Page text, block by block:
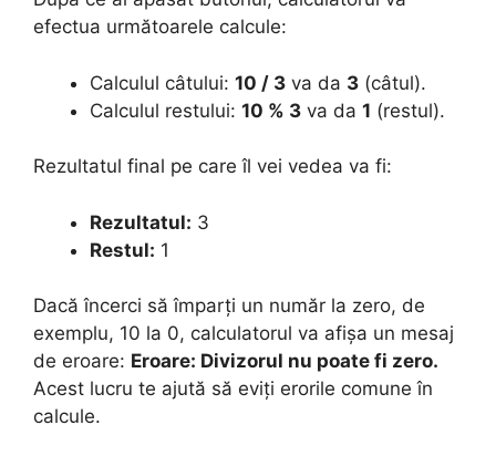
efectua următoarele calcule:
Calculul câtului: 10 / 3 va da 3 (câtul).
Calculul restului: 10 % 3 va da 1 (restul).
Rezultatul final pe care îl vei vedea va fi:
Rezultatul: 3
Restul: 1
Dacă încerci să împarți un număr la zero, de
exemplu, 10 la 0, calculatorul va afișa un mesaj
de eroare: Eroare: Divizorul nu poate fi zero.
Acest lucru te ajută să eviți erorile comune în
calcule.